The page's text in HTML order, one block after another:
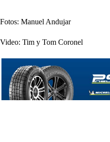
Fotos: Manuel Andujar
Video: Tim y Tom Coronel